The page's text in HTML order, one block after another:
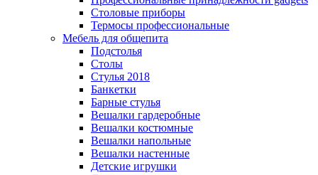
Столовые приборы
Термосы профессиональные
Мебель для общепита
Подстолья
Столы
Стулья 2018
Банкетки
Барные стулья
Вешалки гардеробные
Вешалки костюмные
Вешалки напольные
Вешалки настенные
Детские игрушки